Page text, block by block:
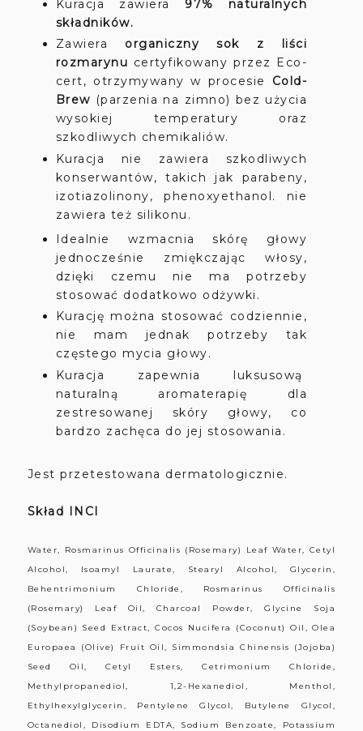
Kuracja zawiera 97% naturalnych
składników.
Zawiera organiczny sok z liści
rozmarynu certyfikowany przez Eco-
cert, otrzymywany w procesie Cold-
Brew (parzenia na zimno) bez użycia
wysokiej temperatury oraz
szkodliwych chemikaliów.
Kuracja nie zawiera szkodliwych
konserwantów, takich jak parabeny,
izotiazolinony, phenoxyethanol. nie
zawiera też silikonu.
Idealnie wzmacnia skórę głowy
jednocześnie zmiękczając włosy,
dzięki czemu nie ma potrzeby
stosować dodatkowo odżywki.
Kurację można stosować codziennie,
nie mam jednak potrzeby tak
częstego mycia głowy.
Kuracja zapewnia luksusową
naturalną aromaterapię dla
zestresowanej skóry głowy, co
bardzo zachęca do jej stosowania.
Jest przetestowana dermatologicznie.
Skład INCI
Water, Rosmarinus Officinalis (Rosemary) Leaf Water, Cetyl
Alcohol, Isoamyl Laurate, Stearyl Alcohol, Glycerin,
Behentrimonium Chloride, Rosmarinus Officinalis
(Rosemary) Leaf Oil, Charcoal Powder, Glycine Soja
(Soybean) Seed Extract, Cocos Nucifera (Coconut) Oil, Olea
Europaea (Olive) Fruit Oil, Simmondsia Chinensis (Jojoba)
Seed Oil, Cetyl Esters, Cetrimonium Chloride,
Methylpropanediol, 1,2-Hexanediol, Menthol,
Ethylhexylglycerin, Pentylene Glycol, Butylene Glycol,
Octanediol, Disodium EDTA, Sodium Benzoate, Potassium